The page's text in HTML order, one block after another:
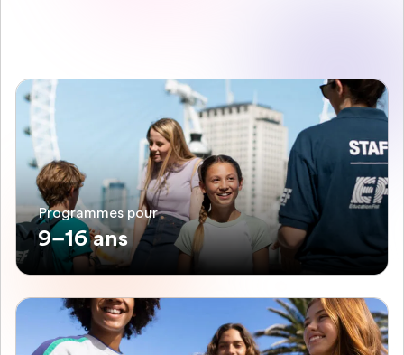
Programmes pour
9–16 ans